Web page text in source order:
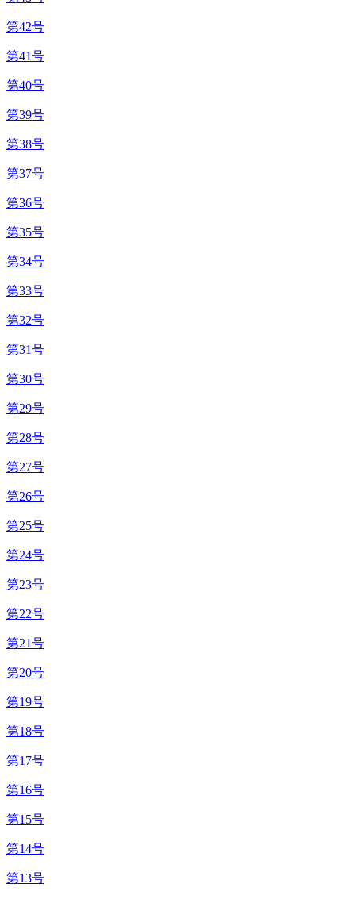
第42号
第41号
第40号
第39号
第38号
第37号
第36号
第35号
第34号
第33号
第32号
第31号
第30号
第29号
第28号
第27号
第26号
第25号
第24号
第23号
第22号
第21号
第20号
第19号
第18号
第17号
第16号
第15号
第14号
第13号